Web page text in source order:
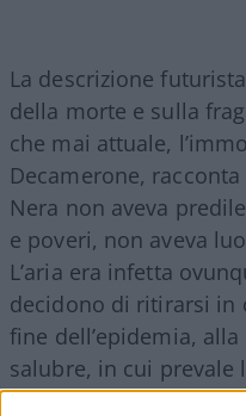
La descrizione
della morte e sulla
che mai attuale,
Decamerone, racconta
Nera non aveva
e poveri, non aveva
L’aria era infetta
decidono di ritirarsi in
fine dell’epidemia,
salubre, in cui prevale
speranza giovanile di